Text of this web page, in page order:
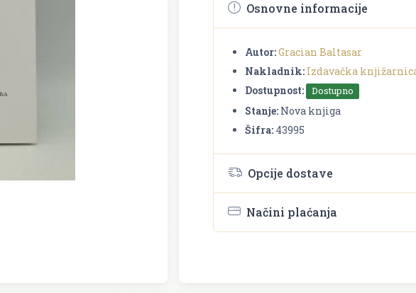
Osnovne informacije
Autor:Gracian Baltasar
Nakladnik: Izdavačka
Dostupnost:
Dostupno
Stanje: Nova knjiga
Šifra: 43995
Opcije dostave
Načini plaćanja